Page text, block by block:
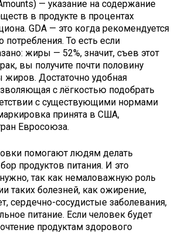
— указание на содержание
в продукте в процентах
GDA — это когда рекомендуется
потребления. То есть если
жиры — 52%, значит, съев этот
вы получите почти половину
жиров. Достаточно удобная
с лёгкостью подобрать
с существующими нормами
принята в США,
Евросоюза.
помогают людям делать
продуктов питания. И это
так как немаловажную роль
таких болезней, как ожирение,
сердечно-сосудистые заболевания,
питание. Если человек будет
продуктам здорового